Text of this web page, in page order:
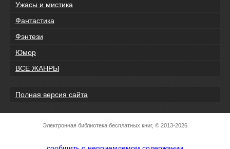
Ужасы и мистика
Фантастика
Фэнтези
Юмор
ВСЕ ЖАНРЫ
Полная версия сайта
Электронная библиотека бесплатных книг, © 2013-2026